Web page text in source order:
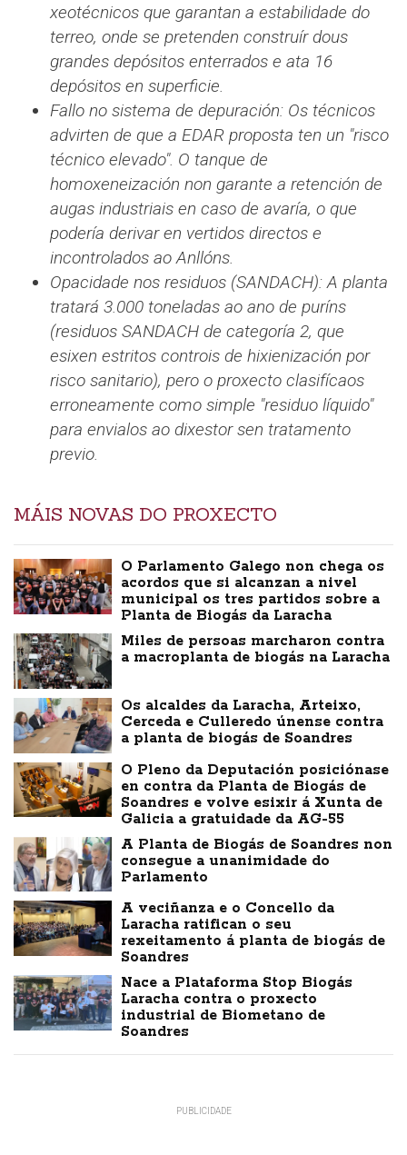
xeotécnicos que garantan a estabilidade do
terreo, onde se pretenden construír dous
grandes depósitos enterrados e ata 16
depósitos en superficie.
Fallo no sistema de depuración: Os técnicos
advirten de que a EDAR proposta ten un "risco
técnico elevado". O tanque de
homoxeneización non garante a retención de
augas industriais en caso de avaría, o que
podería derivar en vertidos directos e
incontrolados ao Anllóns.
Opacidade nos residuos (SANDACH): A planta
tratará 3.000 toneladas ao ano de puríns
(residuos SANDACH de categoría 2, que
esixen estritos controis de hixienización por
risco sanitario), pero o proxecto clasifícaos
erroneamente como simple "residuo líquido"
para envialos ao dixestor sen tratamento
previo.
MÁIS NOVAS DO PROXECTO
O Parlamento Galego non chega os
acordos que si alcanzan a nivel
municipal os tres partidos sobre a
Planta de Biogás da Laracha
Miles de persoas marcharon contra
a macroplanta de biogás na Laracha
Os alcaldes da Laracha, Arteixo,
Cerceda e Culleredo únense contra
a planta de biogás de Soandres
O Pleno da Deputación posiciónase
en contra da Planta de Biogás de
Soandres e volve esixir á Xunta de
Galicia a gratuidade da AG-55
A Planta de Biogás de Soandres non
consegue a unanimidade do
Parlamento
A veciñanza e o Concello da
Laracha ratifican o seu
rexeitamento á planta de biogás de
Soandres
Nace a Plataforma Stop Biogás
Laracha contra o proxecto
industrial de Biometano de
Soandres